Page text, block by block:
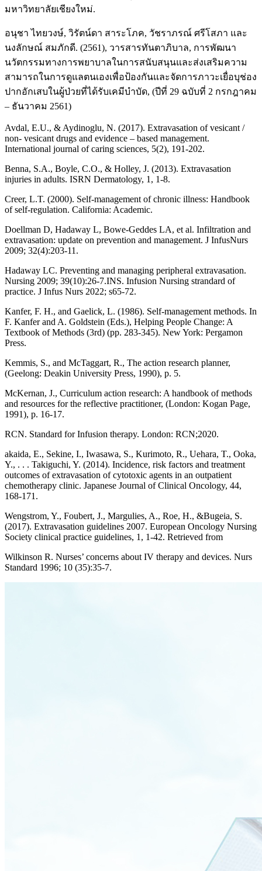
มหาวิทยาลัยเชียงใหม่.
อนุชา ไทยวงษ์, วิรัตน์ดา สาระโภค, วัชราภรณ์ ศรีโสภา และ
นงลักษณ์ สมภักดี. (2561), วารสารทันตาภิบาล, การพัฒนา
นวัตกรรมทางการพยาบาลในการสนับสนุนและส่งเสริมความ
สามารถในการดูแลตนเองเพื่อป้องกันและจัดการภาวะเยื่อบุช่อง
ปากอักเสบในผู้ป่วยที่ได้รับเคมีบำบัด, (ปีที่ 29 ฉบับที่ 2 กรกฎาคม
– ธันวาคม 2561)
Avdal, E.U., & Aydinoglu, N. (2017). Extravasation of vesicant /
non- vesicant drugs and evidence – based management.
International journal of caring sciences, 5(2), 191-202.
Benna, S.A., Boyle, C.O., & Holley, J. (2013). Extravasation
injuries in adults. ISRN Dermatology, 1, 1-8.
Creer, L.T. (2000). Self-management of chronic illness: Handbook
of self-regulation. California: Academic.
Doellman D, Hadaway L, Bowe-Geddes LA, et al. Infiltration and
extravasation: update on prevention and management. J InfusNurs
2009; 32(4):203-11.
Hadaway LC. Preventing and managing peripheral extravasation.
Nursing 2009; 39(10):26-7.INS. Infusion Nursing strandard of
practice. J Infus Nurs 2022; s65-72.
Kanfer, F. H., and Gaelick, L. (1986). Self-management methods. In
F. Kanfer and A. Goldstein (Eds.), Helping People Change: A
Textbook of Methods (3rd) (pp. 283-345). New York: Pergamon
Press.
Kemmis, S., and McTaggart, R., The action research planner,
(Geelong: Deakin University Press, 1990), p. 5.
McKernan, J., Curriculum action research: A handbook of methods
and resources for the reflective practitioner, (London: Kogan Page,
1991), p. 16-17.
RCN. Standard for Infusion therapy. London: RCN;2020.
akaida, E., Sekine, I., Iwasawa, S., Kurimoto, R., Uehara, T., Ooka,
Y., . . . Takiguchi, Y. (2014). Incidence, risk factors and treatment
outcomes of extravasation of cytotoxic agents in an outpatient
chemotherapy clinic. Japanese Journal of Clinical Oncology, 44,
168-171.
Wengstrom, Y., Foubert, J., Margulies, A., Roe, H., &Bugeia, S.
(2017). Extravasation guidelines 2007. European Oncology Nursing
Society clinical practice guidelines, 1, 1-42. Retrieved from
Wilkinson R. Nurses’ concerns about IV therapy and devices. Nurs
Standard 1996; 10 (35):35-7.